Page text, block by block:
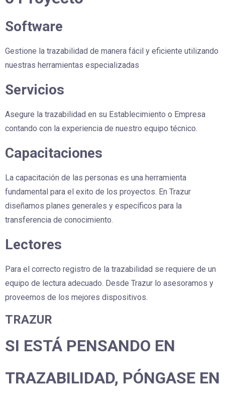
Software
Gestione la trazabilidad de manera fácil y eficiente utilizando
nuestras herramientas especializadas
Servicios
Asegure la trazabilidad en su Establecimiento o Empresa
contando con la experiencia de nuestro equipo técnico.
Capacitaciones
La capacitación de las personas es una herramienta
fundamental para el exito de los proyectos. En Trazur
diseñamos planes generales y específicos para la
transferencia de conocimiento.
Lectores
Para el correcto registro de la trazabilidad se requiere de un
equipo de lectura adecuado. Desde Trazur lo asesoramos y
proveemos de los mejores dispositivos.
TRAZUR
SI ESTÁ PENSANDO EN
TRAZABILIDAD, PÓNGASE EN